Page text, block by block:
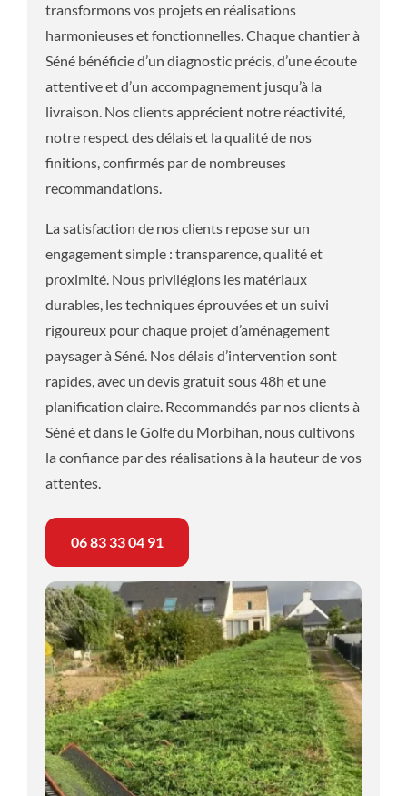
transformons vos projets en réalisations
harmonieuses et fonctionnelles. Chaque chantier à
Séné bénéficie d’un diagnostic précis, d’une écoute
attentive et d’un accompagnement jusqu’à la
livraison. Nos clients apprécient notre réactivité,
notre respect des délais et la qualité de nos
finitions, confirmés par de nombreuses
recommandations.
La satisfaction de nos clients repose sur un
engagement simple : transparence, qualité et
proximité. Nous privilégions les matériaux
durables, les techniques éprouvées et un suivi
rigoureux pour chaque projet d’aménagement
paysager à Séné. Nos délais d’intervention sont
rapides, avec un devis gratuit sous 48h et une
planification claire. Recommandés par nos clients à
Séné et dans le Golfe du Morbihan, nous cultivons
la confiance par des réalisations à la hauteur de vos
attentes.
06 83 33 04 91